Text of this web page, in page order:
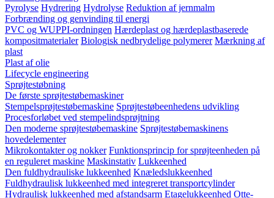
Pyrolyse Hydrering Hydrolyse Reduktion af jernmalm
Forbrænding og genvinding til energi
PVC og WUPPI-ordningen Hærdeplast og hærdeplastbaserede
kompositmaterialer Biologisk nedbrydelige polymerer Mærkning af
plast
Plast af olie
Lifecycle engineering
Sprøjtestøbning
De første sprøjtestøbemaskiner
Stempelsprøjtestøbemaskine Sprøjtestøbeenhedens udvikling
Procesforløbet ved stempelindsprøjtning
Den moderne sprøjtestøbemaskine Sprøjtestøbemaskinens
hovedelementer
Mikrokontakter og nokker Funktionsprincip for sprøjteenheden på
en reguleret maskine Maskinstativ Lukkeenhed
Den fuldhydrauliske lukkeenhed Knæledslukkeenhed
Fuldhydraulisk lukkeenhed med integreret transportcylinder
Hydraulisk lukkeenhed med afstandsarm Etagelukkeenhed Otte-